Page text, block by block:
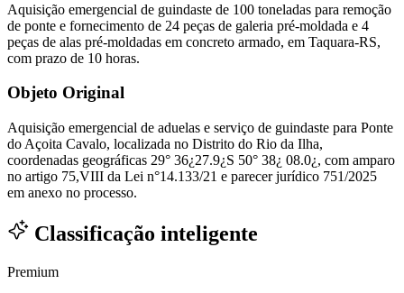
Aquisição emergencial de guindaste de 100 toneladas para remoção
de ponte e fornecimento de 24 peças de galeria pré-moldada e 4
peças de alas pré-moldadas em concreto armado, em Taquara-RS,
com prazo de 10 horas.
Objeto Original
Aquisição emergencial de aduelas e serviço de guindaste para Ponte
do Açoita Cavalo, localizada no Distrito do Rio da Ilha,
coordenadas geográficas 29° 36¿27.9¿S 50° 38¿ 08.0¿, com amparo
no artigo 75,VIII da Lei n°14.133/21 e parecer jurídico 751/2025
em anexo no processo.
Classificação inteligente
Premium